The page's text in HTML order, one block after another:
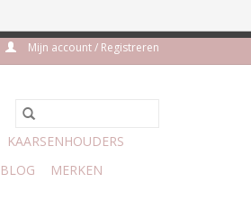
Mijn account / Registreren
KAARSENHOUDERS
BLOG MERKEN